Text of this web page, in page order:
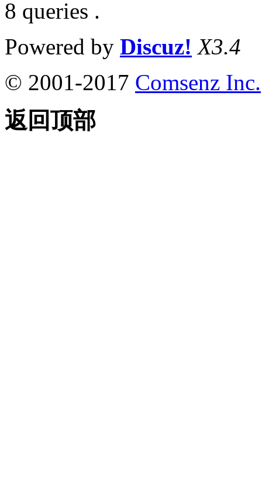
8 queries .
Powered by Discuz! X3.4
© 2001-2017 Comsenz Inc.
返回顶部